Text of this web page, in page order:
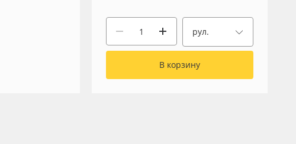
рул.
В корзину